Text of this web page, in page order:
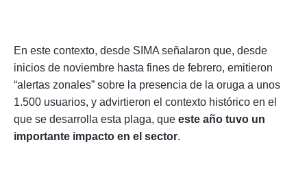
En este contexto, desde SIMA señalaron que, desde
inicios de noviembre hasta fines de febrero, emitieron
“alertas zonales” sobre la presencia de la oruga a unos
1.500 usuarios, y advirtieron el contexto histórico en el
que se desarrolla esta plaga, que este año tuvo un
importante impacto en el sector.